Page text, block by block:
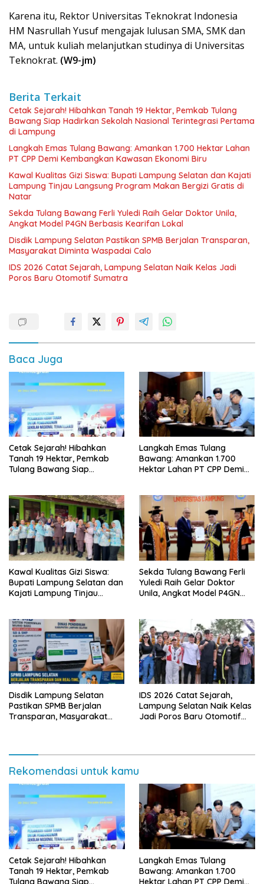
Karena itu, Rektor Universitas Teknokrat Indonesia
HM Nasrullah Yusuf mengajak lulusan SMA, SMK dan
MA, untuk kuliah melanjutkan studinya di Universitas
Teknokrat. (W9-jm)
Berita Terkait
Cetak Sejarah! Hibahkan Tanah 19 Hektar, Pemkab Tulang
Bawang Siap Hadirkan Sekolah Nasional Terintegrasi Pertama
di Lampung
Langkah Emas Tulang Bawang: Amankan 1.700 Hektar Lahan
PT CPP Demi Kembangkan Kawasan Ekonomi Biru
Kawal Kualitas Gizi Siswa: Bupati Lampung Selatan dan Kajati
Lampung Tinjau Langsung Program Makan Bergizi Gratis di
Natar
Sekda Tulang Bawang Ferli Yuledi Raih Gelar Doktor Unila,
Angkat Model P4GN Berbasis Kearifan Lokal
Disdik Lampung Selatan Pastikan SPMB Berjalan Transparan,
Masyarakat Diminta Waspadai Calo
IDS 2026 Catat Sejarah, Lampung Selatan Naik Kelas Jadi
Poros Baru Otomotif Sumatra
Baca Juga
Cetak Sejarah! Hibahkan
Tanah 19 Hektar, Pemkab
Tulang Bawang Siap
Lampung
Langkah Emas Tulang
Bawang: Amankan 1.700
Hektar Lahan PT CPP Demi
Kawal Kualitas Gizi Siswa:
Bupati Lampung Selatan dan
Kajati Lampung Tinjau
Sekda Tulang Bawang Ferli
Yuledi Raih Gelar Doktor
Unila, Angkat Model P4GN
Disdik Lampung Selatan
Pastikan SPMB Berjalan
Transparan, Masyarakat
IDS 2026 Catat Sejarah,
Lampung Selatan Naik Kelas
Jadi Poros Baru Otomotif
Rekomendasi untuk kamu
Cetak Sejarah! Hibahkan
Tanah 19 Hektar, Pemkab
Tulang Bawang Siap
Langkah Emas Tulang
Bawang: Amankan 1.700
Hektar Lahan PT CPP Demi